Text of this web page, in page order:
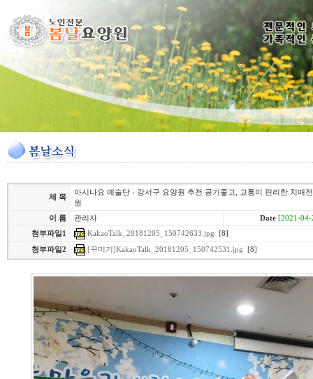
제 목
아시나요 예술단 - 강서구 요양원 추천 공기좋고, 교통이 편리한 치매
원
이 름
관리자 Date [2021-04-
첨부파일1
KakaoTalk_20181205_150742633.jpg [8]
첨부파일2
[꾸미기]KakaoTalk_20181205_150742531.jpg [8]